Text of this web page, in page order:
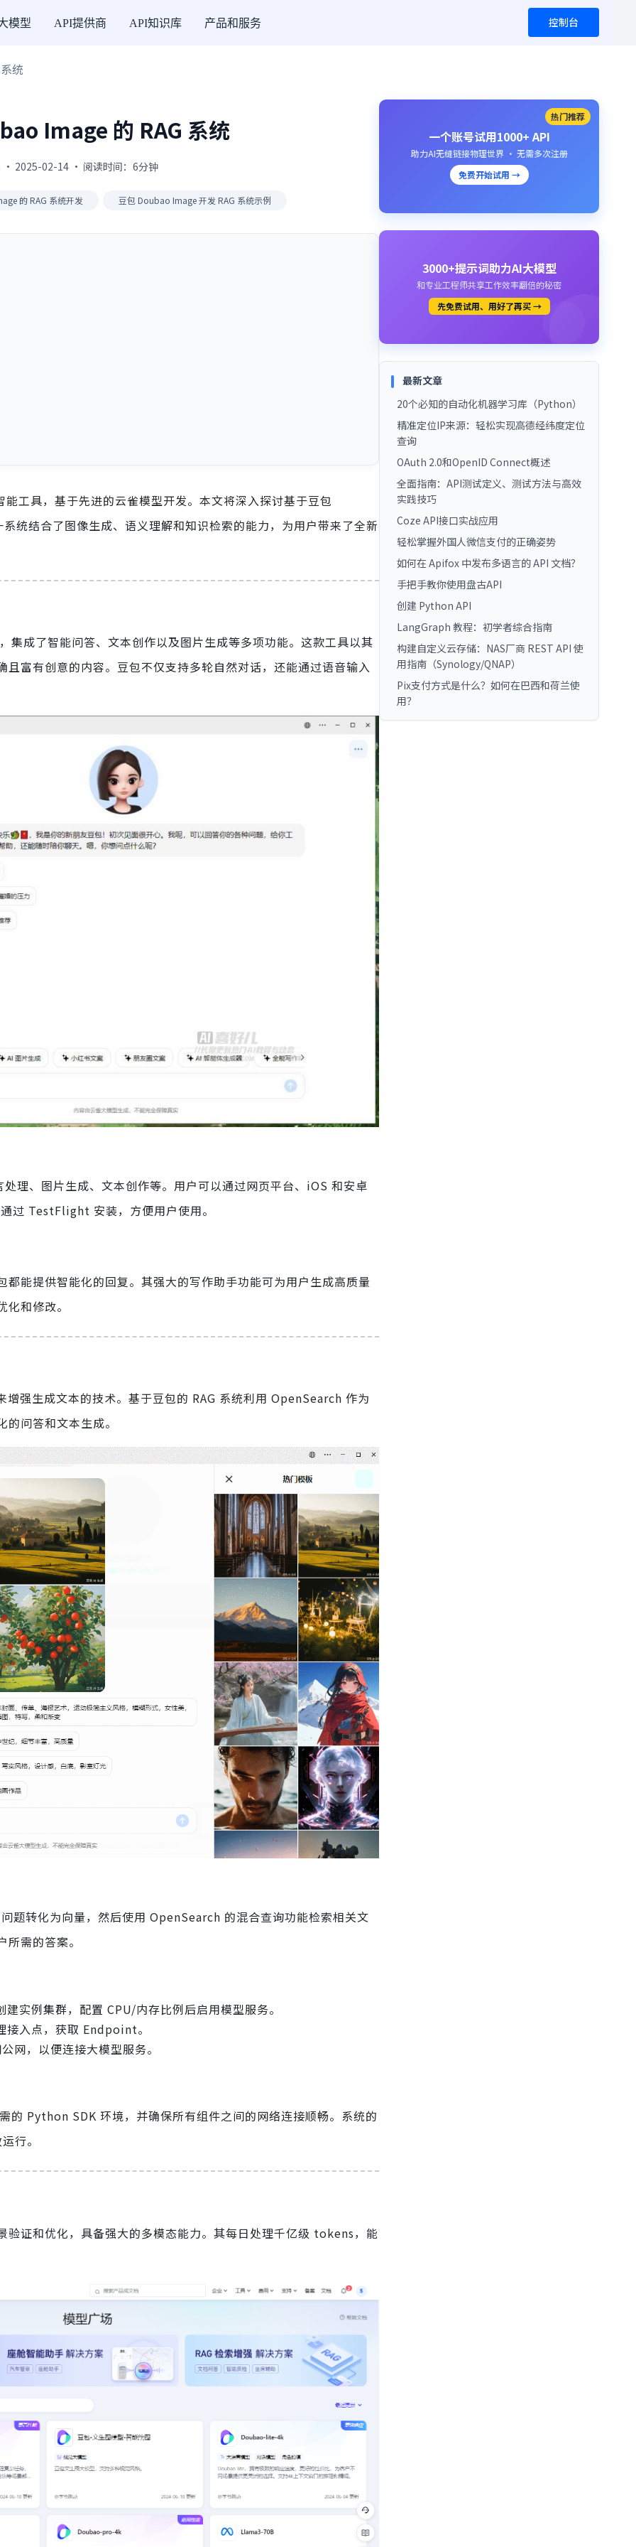
模型 API提供商 API知识库 产品和服务 控制台
统
Image 的 RAG 系统
2025-02-14 · 阅读时间：6分钟
的 RAG 系统开发 豆包 Doubao Image 开发 RAG 系统示例
工具，基于先进的云雀模型开发。本文将深入探讨基于豆包
统结合了图像生成、语义理解和知识检索的能力，为用户带来了全新
成了智能问答、文本创作以及图片生成等多项功能。这款工具以其
富有创意的内容。豆包不仅支持多轮自然对话，还能通过语音输入
理、图片生成、文本创作等。用户可以通过网页平台、iOS 和安卓
过 TestFlight 安装，方便用户使用。
能提供智能化的回复。其强大的写作助手功能可为用户生成高质量
和修改。
强生成文本的技术。基于豆包的 RAG 系统利用 OpenSearch 作为
问答和文本生成。
题转化为向量，然后使用 OpenSearch 的混合查询功能检索相关文
需的答案。
实例集群，配置 CPU/内存比例后启用模型服务。
接入点，获取 Endpoint。
网，以便连接大模型服务。
的 Python SDK 环境，并确保所有组件之间的网络连接顺畅。系统的
行。
验证和优化，具备强大的多模态能力。其每日处理千亿级 tokens，能
热门推荐
一个账号试用1000+ API
助力AI无缝链接物理世界 · 无需多次注册
免费开始试用 →
3000+提示词助力AI大模型
和专业工程师共享工作效率翻倍的秘密
先免费试用、用好了再买 →
最新文章
20个必知的自动化机器学习库（Python）
精准定位IP来源：轻松实现高德经纬度定位
查询
OAuth 2.0和OpenID Connect概述
全面指南：API测试定义、测试方法与高效
实践技巧
Coze API接口实战应用
轻松掌握外国人微信支付的正确姿势
如何在 Apifox 中发布多语言的 API 文档？
手把手教你使用盘古API
创建 Python API
LangGraph 教程：初学者综合指南
构建自定义云存储：NAS厂商 REST API 使
用指南（Synology/QNAP）
Pix支付方式是什么？如何在巴西和荷兰使
用？